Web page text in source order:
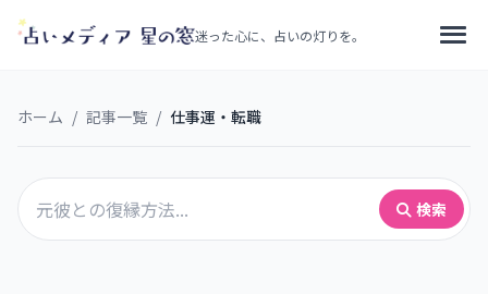
迷った心に、占いの灯りを。
ホーム / 記事一覧 / 仕事運・転職
検索